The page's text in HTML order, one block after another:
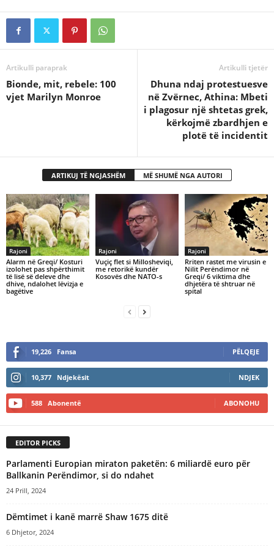
Artikulli paraprak
Bionde, mit, rebele: 100
vjet Marilyn Monroe
Artikulli tjetër
Dhuna ndaj protestuesve
në Zvërnec, Athina: Mbeti
i plagosur një shtetas grek,
kërkojmë zbardhjen e
plotë të incidentit
ARTIKUJ TË NGJASHËM MË SHUMË NGA AUTORI
Rajoni
Alarm në Greqi/ Kosturi
izolohet pas shpërthimit
të lisë së deleve dhe
dhive, ndalohet lëvizja e
bagëtive
Rajoni
​Vuçiç flet si Millosheviqi,
me retorikë kundër
Kosovës dhe NATO-s
Rajoni
Rriten rastet me virusin e
Nilit Perëndimor në
Greqi/ 6 viktima dhe
dhjetëra të shtruar në
spital
19,226 Fansa PËLQEJE
10,377 Ndjekësit NDJEK
588 Abonentë ABONOHU
EDITOR PICKS
Parlamenti Europian miraton paketën: 6 miliardë euro për
Ballkanin Perëndimor, si do ndahet
24 Prill, 2024
Dëmtimet i kanë marrë Shaw 1675 ditë
6 Dhjetor, 2024